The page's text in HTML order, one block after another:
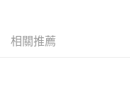
相關推薦